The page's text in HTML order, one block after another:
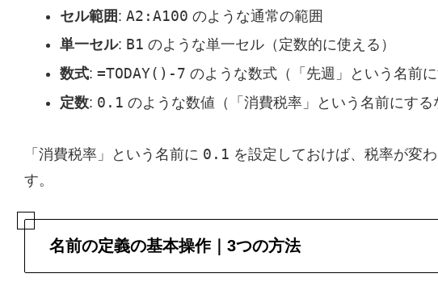
セル範囲 : A2:A100 のような通常の範囲
単一セル: B1 のような単一セル（定数的に使える）
数式: =TODAY()-7 のような数式（「先週」という名前に
定数: 0.1 のような数値（「消費税率」という名前にする
「消費税率」という名前に 0.1 を設定しておけば、税率が変
す。
名前の定義の基本操作｜3つの方法